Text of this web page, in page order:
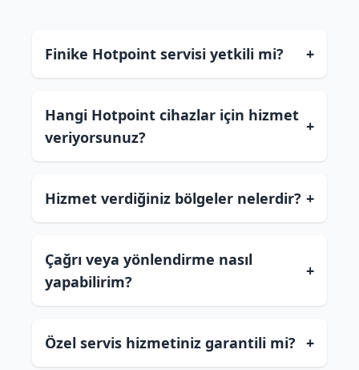
Finike Hotpoint servisi yetkili mi? +
Hangi Hotpoint cihazlar için hizmet
veriyorsunuz?
+
Hizmet verdiğiniz bölgeler nelerdir? +
Çağrı veya yönlendirme nasıl
yapabilirim?
+
Özel servis hizmetiniz garantili mi? +